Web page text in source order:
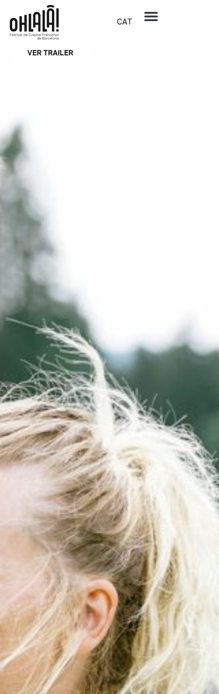
CAT
Secció oficial
Le vent tourne
BETTINA OBERLI
VER TRAILER